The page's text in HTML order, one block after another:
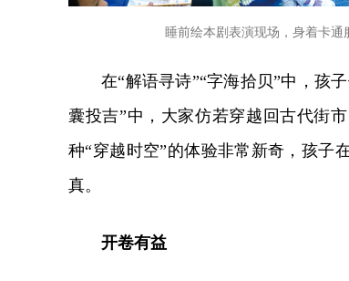
睡前绘本剧表演现场，身着卡
在“解语寻诗”“字海拾贝”中，孩
囊投吉”中，大家仿若穿越回古代街
种“穿越时空”的体验非常新奇，孩子
真。
开卷有益